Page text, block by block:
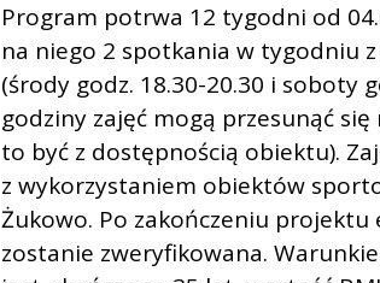
Program potrwa 12 tygodni od
na niego 2 spotkania w tygodniu
(środy godz. 18.30-20.30 i soboty
godziny zajęć mogą przesunąć
to być z dostępnością obiektu).
z wykorzystaniem obiektów
Żukowo. Po zakończeniu projektu
zostanie zweryfikowana.